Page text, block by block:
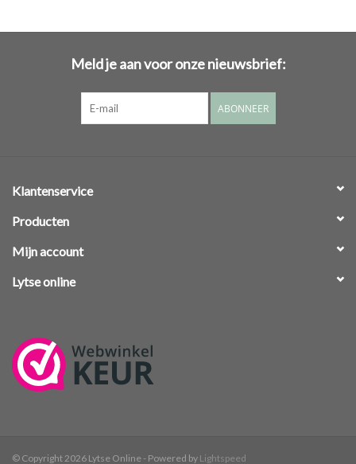
Meld je aan voor onze nieuwsbrief:
ABONNEER
Klantenservice
Producten
Mijn account
Lytse online
© Copyright 2026 Lytse Online - Powered by Lightspeed